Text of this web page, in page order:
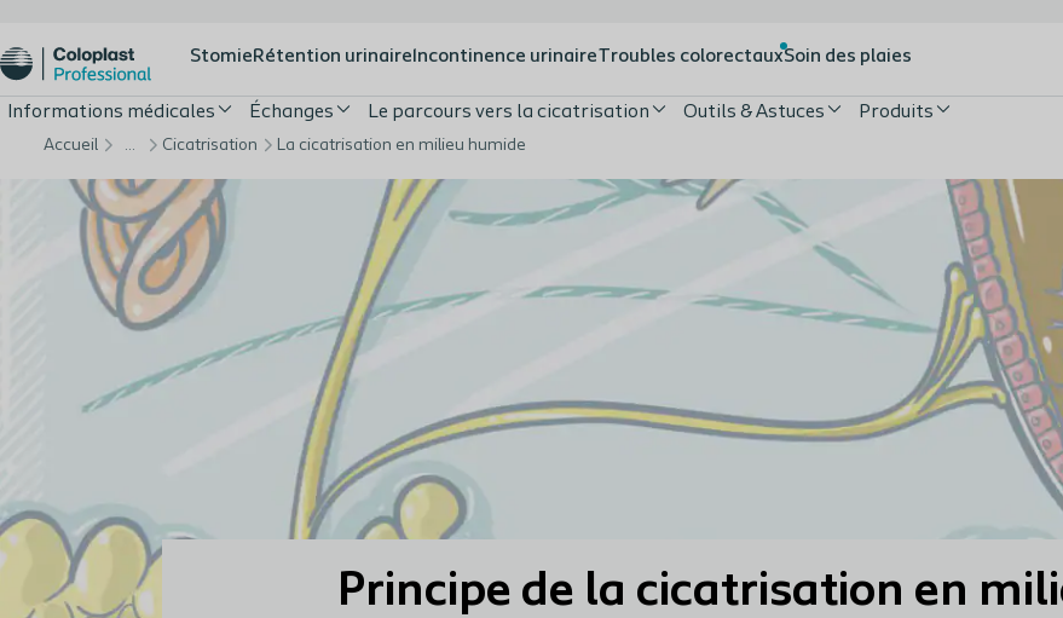
StomieRétention urinaire Incontinence urinaireTroubles colorectauxSoin des plaies
Informations médicales Échanges Le parcours vers la cicatrisation Outils & Astuces Produits
Accueil … Cicatrisation La cicatrisation en milieu humide
Principe de la cicatrisation en